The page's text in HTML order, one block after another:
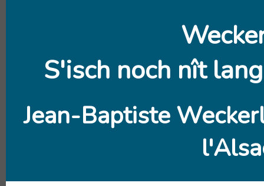
S'isch noch nît
Jean-Baptiste